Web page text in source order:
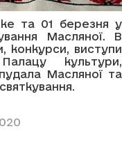
та 01 березня у
Масляної. В
конкурси, виступи
культури,
Масляної та